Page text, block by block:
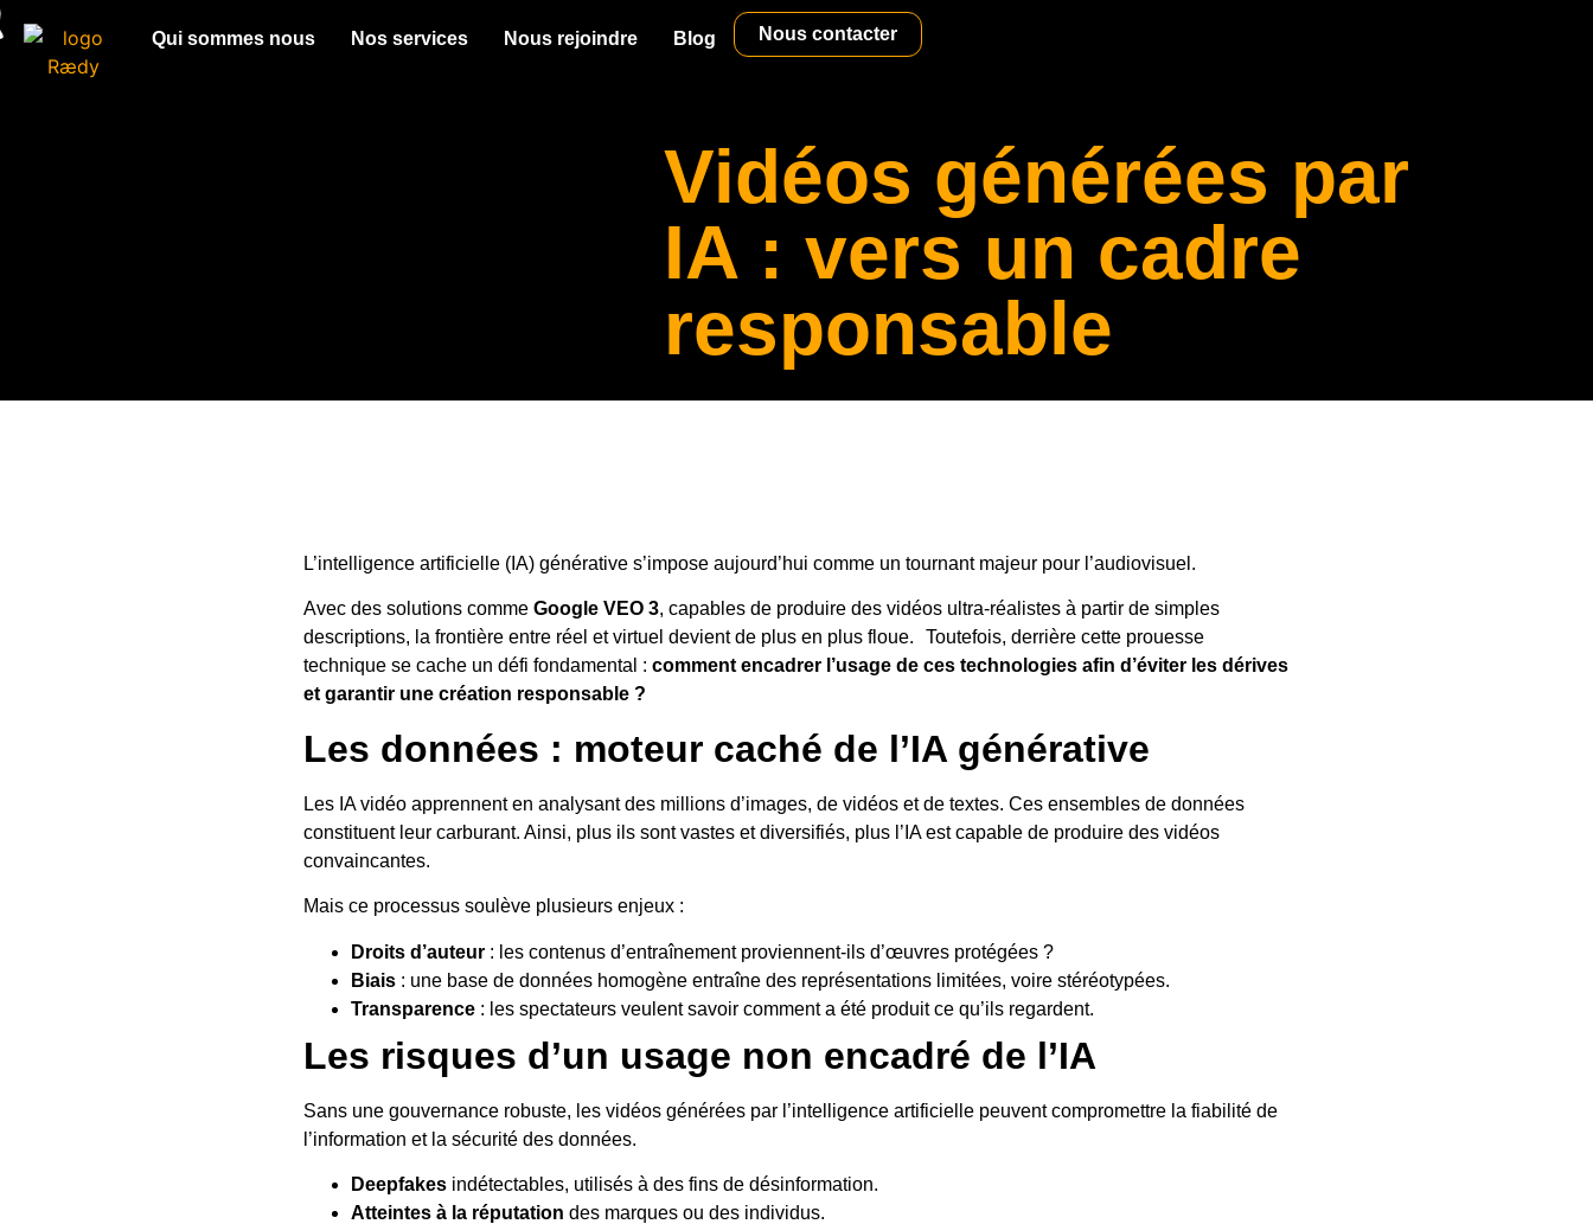
Qui sommes nous Nos services Nous rejoindre Blog Nous contacter
Vidéos générées par
IA : vers un cadre
responsable
L’intelligence artificielle (IA) générative s’impose aujourd’hui comme un tournant majeur pour l’audiovisuel.
Avec des solutions comme Google VEO 3, capables de produire des vidéos ultra-réalistes à partir de simples
descriptions, la frontière entre réel et virtuel devient de plus en plus floue. Toutefois, derrière cette prouesse
technique se cache un défi fondamental : comment encadrer l’usage de ces technologies afin d’éviter les dérives
et garantir une création responsable ?
Les données : moteur caché de l’IA générative
Les IA vidéo apprennent en analysant des millions d’images, de vidéos et de textes. Ces ensembles de données
constituent leur carburant. Ainsi, plus ils sont vastes et diversifiés, plus l’IA est capable de produire des vidéos
convaincantes.
Mais ce processus soulève plusieurs enjeux :
Droits d’auteur: les contenus d’entraînement proviennent-ils d’œuvres protégées ?
Biais: une base de données homogène entraîne des représentations limitées, voire stéréotypées.
Transparence: les spectateurs veulent savoir comment a été produit ce qu’ils regardent.
Les risques d’un usage non encadré de l’IA
Sans une gouvernance robuste, les vidéos générées par l’intelligence artificielle peuvent compromettre la fiabilité de
l’information et la sécurité des données.
Deepfakesindétectables, utilisés à des fins de désinformation.
Atteintes à la réputation des marques ou des individus.